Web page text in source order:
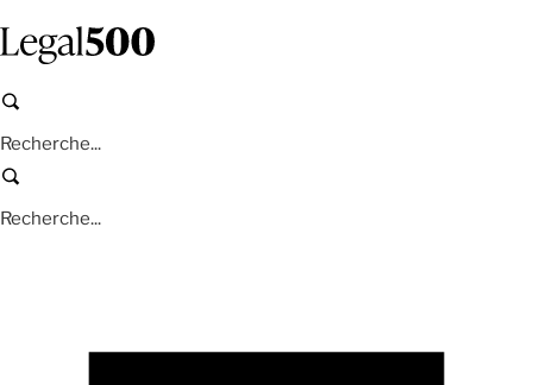
contenu
principal
Recherche
Recherche